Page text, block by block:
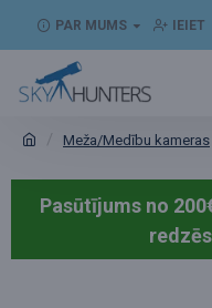
PAR MUMS IEIET
Meža/Medību kameras
Pasūtījums no